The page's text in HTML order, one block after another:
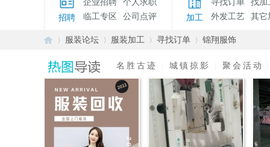
招聘
企业招聘
个人求职
临工专区
公司点评 加工
寻找订单
找加
外发工艺
其它
»
服装论坛 服装加工 寻找订单
›
锦翔服饰
名胜古迹 城镇掠影 聚会活动